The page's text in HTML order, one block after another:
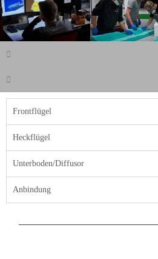
Frontflügel
Heckflügel
Unterboden/Diffusor
Anbindung